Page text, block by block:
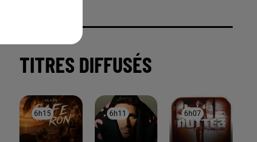
TITRES DIFFUSÉS
6h15
6h15 6h11
6h11 6h07
6h07